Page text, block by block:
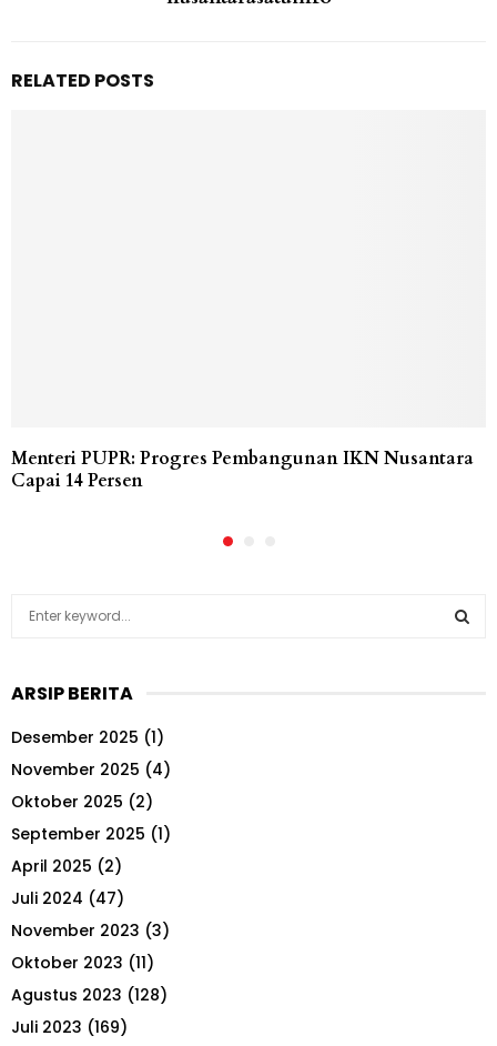
RELATED POSTS
Menteri PUPR: Progres Pembangunan IKN Nusantara
Capai 14 Persen
c
f
o
r
ARSIP BERITA
Desember 2025 (1)
November 2025 (4)
Oktober 2025 (2)
September 2025 (1)
April 2025 (2)
Juli 2024 (47)
November 2023 (3)
Oktober 2023 (11)
Agustus 2023 (128)
Juli 2023 (169)